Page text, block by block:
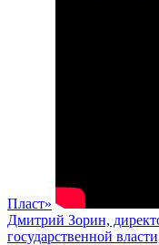
Пласт»
Дмитрий Зорин,
государственной